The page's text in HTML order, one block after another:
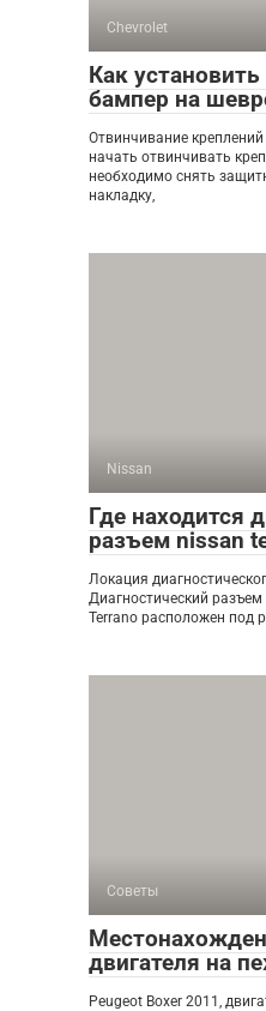
Chevrolet
Как
бампер на
Отвинчивание
начать отвинчивать
необходимо снять
накладку,
Nissan
Где находится
разъем nissan
Локация
Диагностический
Terrano расположен под
Советы
двигателя на
Peugeot Boxer 2011,